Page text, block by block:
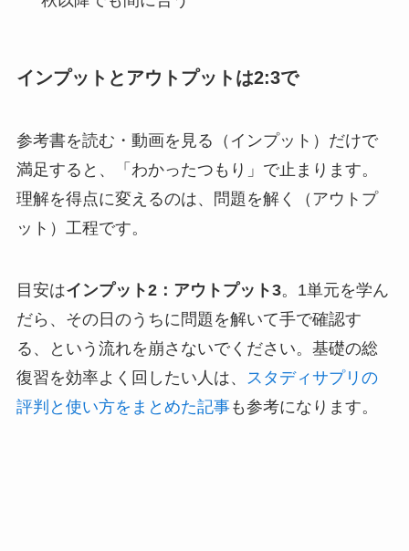
インプットとアウトプットは2:3で
参考書を読む・動画を見る（インプット）だけで
満足すると、「わかったつもり」で止まります。
理解を得点に変えるのは、問題を解く（アウトプ
ット）工程です。
目安はインプット2：アウトプット3。1単元を学ん
だら、その日のうちに問題を解いて手で確認す
る、という流れを崩さないでください。基礎の総
復習を効率よく回したい人は、 スタディサプリの
評判と使い方をまとめた記事も参考になります。